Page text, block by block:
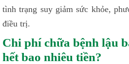
tình trạng suy giảm sức khỏe,
điều trị.
Chi phí chữa bệnh lậu
hết bao nhiêu tiền?